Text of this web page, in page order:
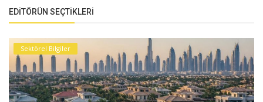
EDITÖRÜN SEÇTIKLERI
Sektörel Bilgiler